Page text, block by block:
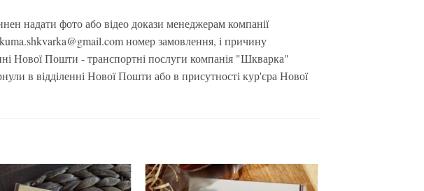
надати фото або відео докази менеджерам компанії
номер замовлення, і причину
Нової Пошти - транспортні послуги компанія "Шкварка"
в відділенні Нової Пошти або в присутності кур'єра Нової